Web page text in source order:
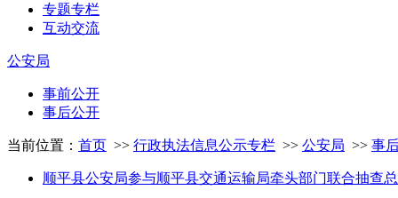
专题专栏
互动交流
公安局
事前公开
事后公开
当前位置： 首页 >> 行政执法信息公示专栏 >> 公安局 >> 事
顺平县公安局参与顺平县交通运输局牵头部门联合抽查